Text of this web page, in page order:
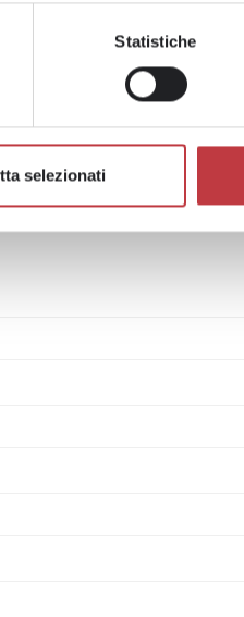
Statistiche
selezionati
scientifico,